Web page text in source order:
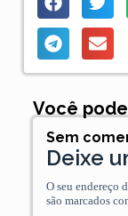
Você
Sem
Deixe
O seu endereço
são marcados